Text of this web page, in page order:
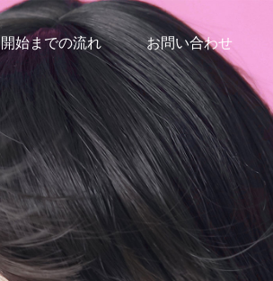
開始までの流れ お問い合わせ